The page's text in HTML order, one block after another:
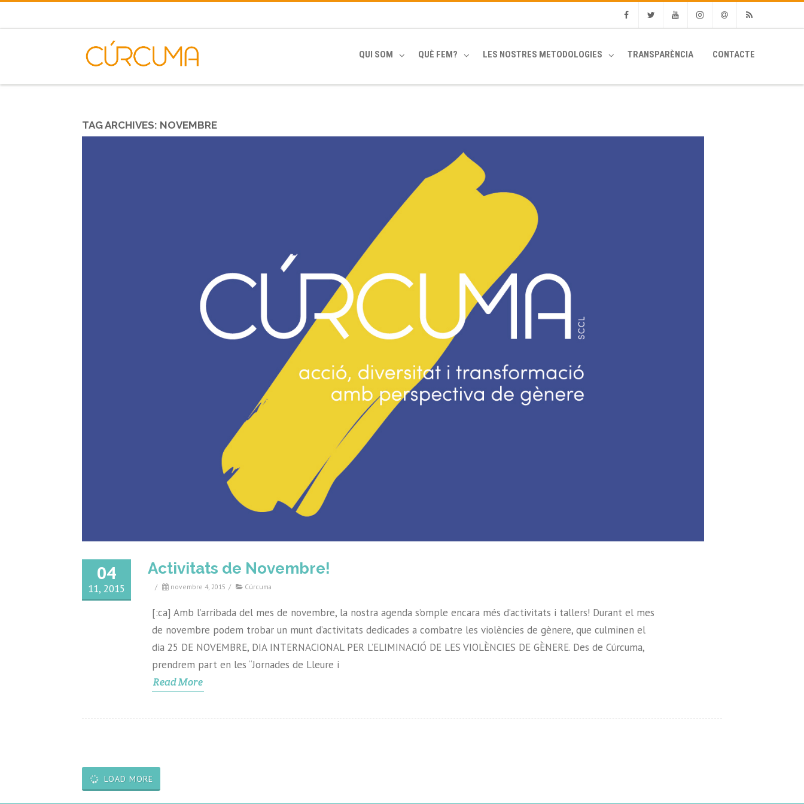
QUI SOM QUÈ FEM? LES NOSTRES METODOLOGIES TRANSPARÈNCIA CONTACTE
TAG ARCHIVES: NOVEMBRE
04
11, 2015
Activitats de Novembre!
/ novembre 4, 2015 / Cúrcuma
[:ca] Amb l’arribada del mes de novembre, la nostra agenda s’omple encara més d’activitats i tallers! Durant el mes
de novembre podem trobar un munt d’activitats dedicades a combatre les violències de gènere, que culminen el
dia 25 DE NOVEMBRE, DIA INTERNACIONAL PER L’ELIMINACIÓ DE LES VIOLÈNCIES DE GÈNERE. Des de Cúrcuma,
prendrem part en les “Jornades de Lleure i
Read More
LOAD MORE